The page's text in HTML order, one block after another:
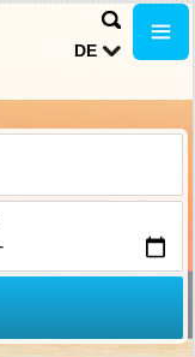
DE